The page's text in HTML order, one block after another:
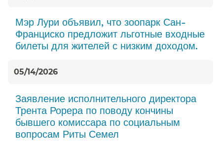
Мэр Лури объявил, что зоопарк Сан-
Франциско предложит льготные входные
билеты для жителей с низким доходом.​​
05/14/2026
Заявление исполнительного директора
Трента Рорера по поводу кончины
бывшего комиссара по социальным
вопросам Риты Семел​​